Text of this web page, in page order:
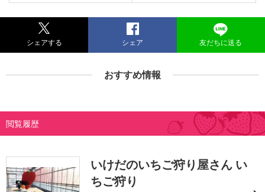
シェアする シェア 友だちに送る
おすすめ情報
閲覧履歴
いけだのいちご狩り屋さん い
ちご狩り